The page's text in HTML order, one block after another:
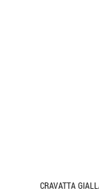
CRAVATTA